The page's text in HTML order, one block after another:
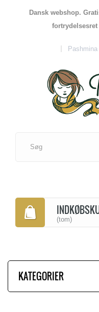
Dansk webshop.
Pashmina
(tom)
KATEGORIER